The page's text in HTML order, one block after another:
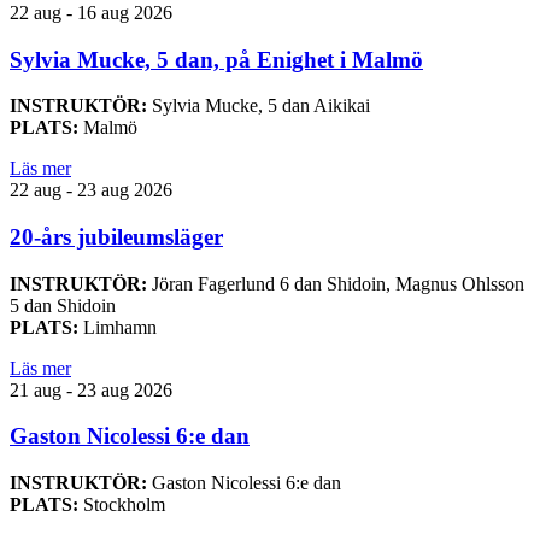
22 aug - 16 aug 2026
Sylvia Mucke, 5 dan, på Enighet i Malmö
INSTRUKTÖR: Sylvia Mucke, 5 dan Aikikai
PLATS: Malmö
Läs mer
22 aug - 23 aug 2026
20-års jubileumsläger
INSTRUKTÖR: Jöran Fagerlund 6 dan Shidoin, Magnus Ohlsson
5 dan Shidoin
PLATS: Limhamn
Läs mer
21 aug - 23 aug 2026
Gaston Nicolessi 6:e dan
INSTRUKTÖR: Gaston Nicolessi 6:e dan
PLATS: Stockholm